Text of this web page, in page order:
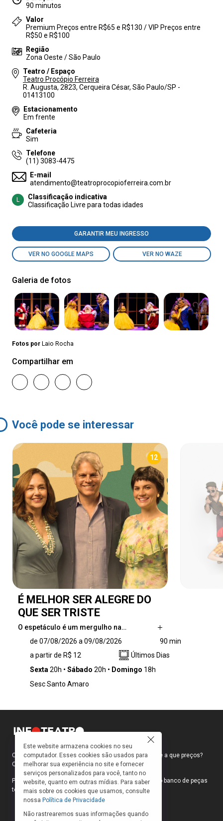
90 minutos
Valor
Premium Preços entre R$65 e R$130 / VIP Preços entre
R$50 e R$100
Região
Zona Oeste / São Paulo
Teatro / Espaço
Teatro Procópio Ferreira
R. Augusta, 2823, Cerqueira César, São Paulo/SP -
01413100
Estacionamento
Em frente
Cafeteria
Sim
Telefone
(11) 3083-4475
E-mail
atendimento@teatroprocopioferreira.com.br
L
Classificação indicativa
Classificação Livre para todas idades
GARANTIR MEU INGRESSO
VER NO GOOGLE MAPS VER NO WAZE
Galeria de fotos
Fotos por Laio Rocha
Compartilhar em
Você pode se interessar
12
É MELHOR SER ALEGRE DO
QUE SER TRISTE
O espetáculo é um mergulho na…
trajetória de Vinicius de Moraes,
carinhosamente apelidado de “Poetinha”.
Concebido como um musical-tributo, a
viveu com paixão absoluta, sorvendo a vida
amizades em parcerias musicais imortais. A
pelas composições musicais de grandes
artística iniciada com o premiado projeto
“Palavra de Mulher”.
de 07/08/2026 a 09/08/2026
90 min
a partir de R$ 12
Últimos Dias
Sexta 20h Sábado 20h Domingo 18h
Sesc Santo Amaro
Como faço para ir ao teatro? Onde compro ingressos e a que preços?
Quais peças estão em cartaz?
Para responder a essas e outras perguntas, criamos o banco de peças
teatrais do INFOTEATRO.
Este website armazena cookies no seu
computador. Esses cookies são usados para
melhorar sua experiência no site e fornecer
serviços personalizados para você, tanto no
website, quanto em outras mídias. Para saber
mais sobre os cookies que usamos, consulte
nossa Política de Privacidade
Não rastrearemos suas informações quando